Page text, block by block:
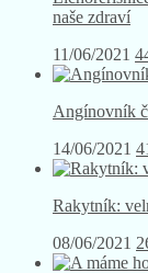
naše zdraví
11/06/2021
Angínovník
14/06/2021
Rakytník:
08/06/2021